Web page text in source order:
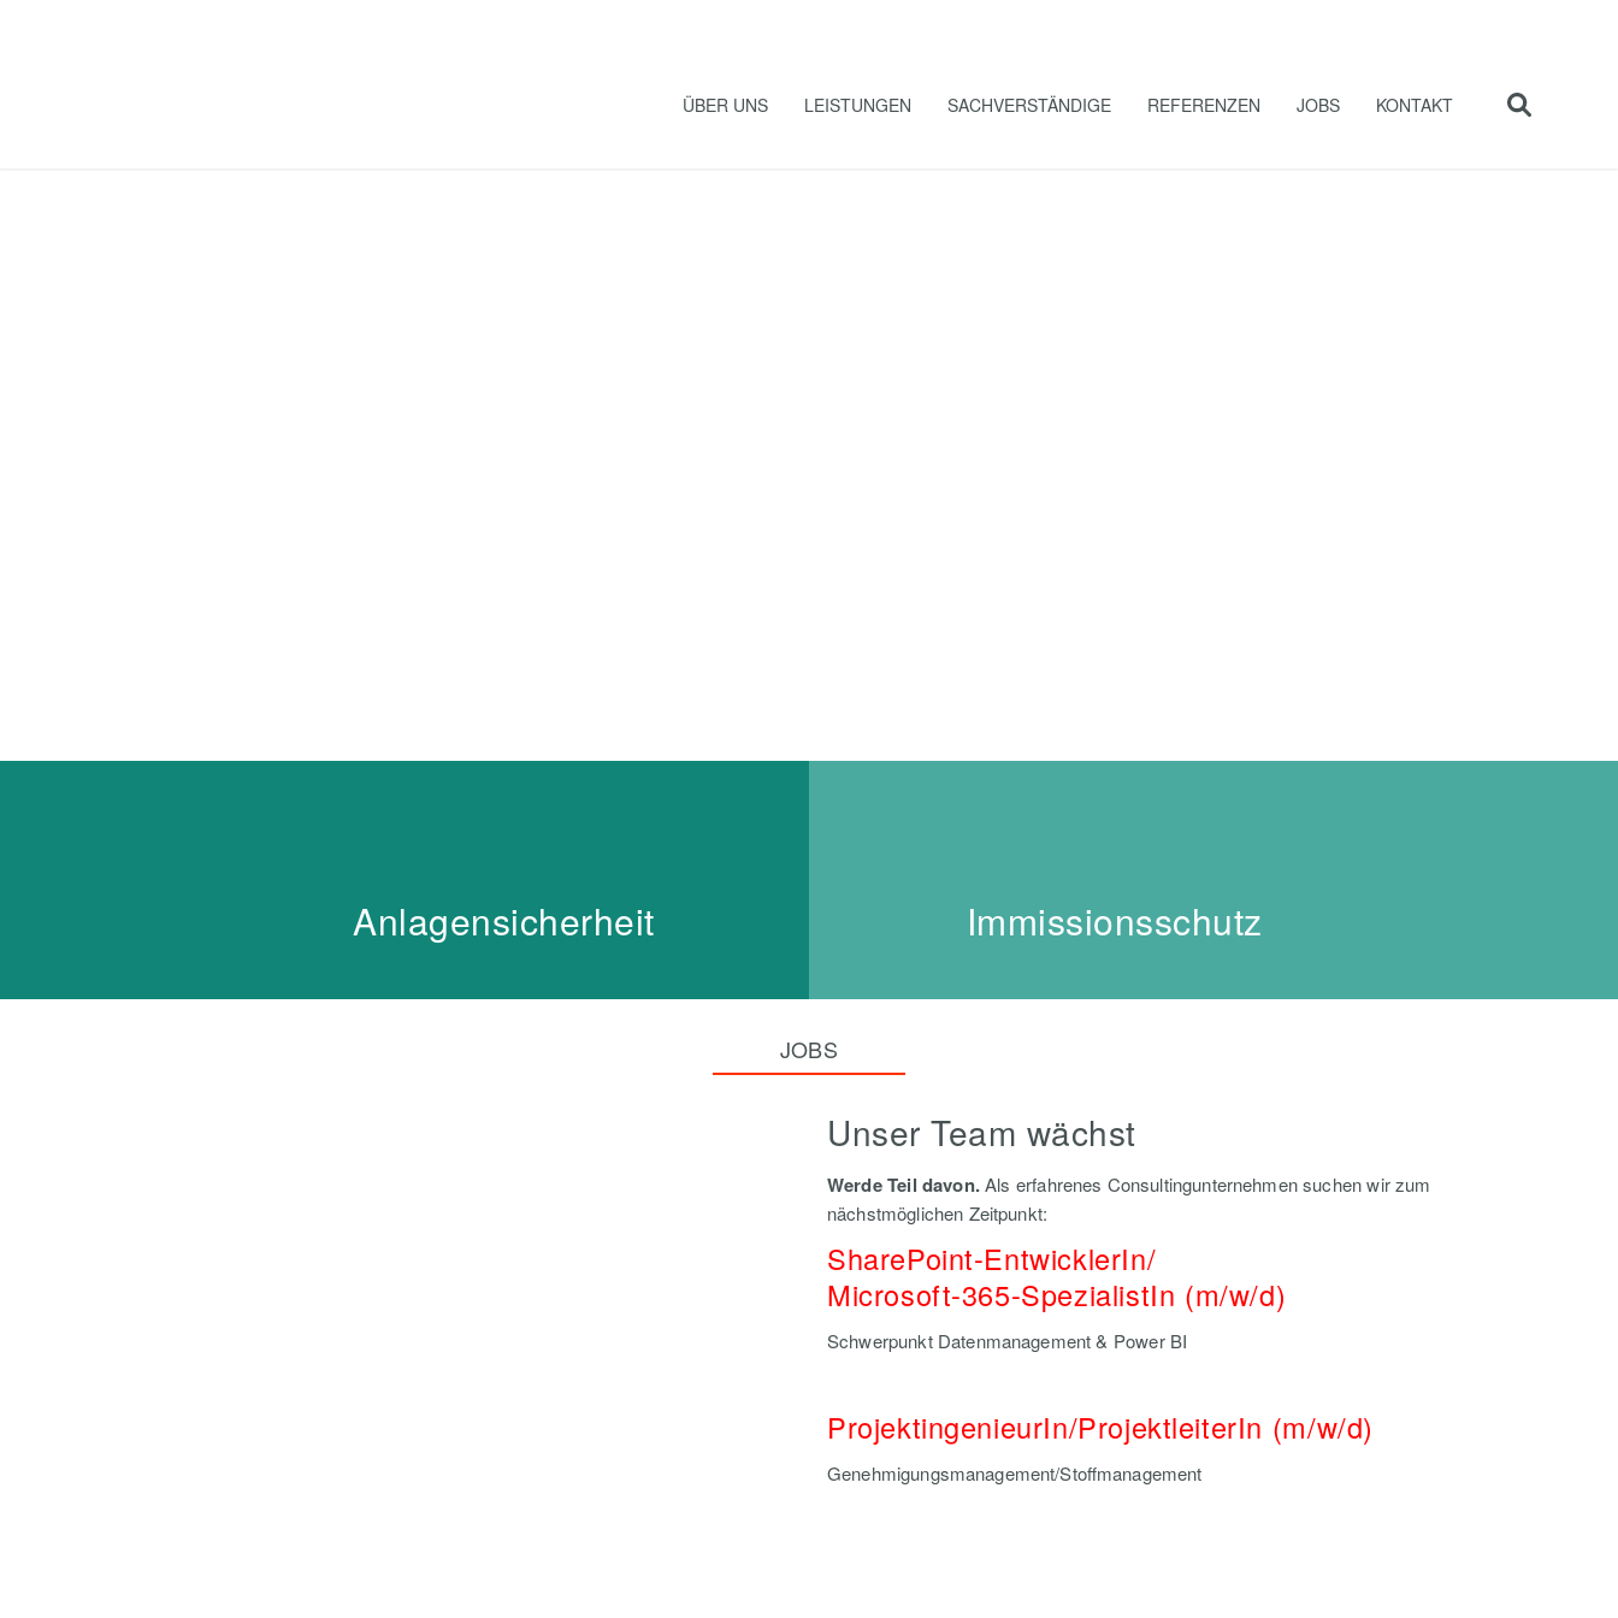
ÜBER UNS LEISTUNGEN SACHVERSTÄNDIGE REFERENZEN JOBS KONTAKT
Anlagensicherheit Immissionsschutz
JOBS
Unser Team wächst
Werde Teil davon.Als erfahrenes Consultingunternehmen suchen wir zum
nächstmöglichen Zeitpunkt:
SharePoint-EntwicklerIn/
Microsoft-365-SpezialistIn (m/w/d)
Schwerpunkt Datenmanagement & Power BI
ProjektingenieurIn/ProjektleiterIn (m/w/d)
Genehmigungsmanagement/Stoffmanagement